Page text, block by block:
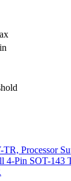
Processor
4-Pin SOT-143